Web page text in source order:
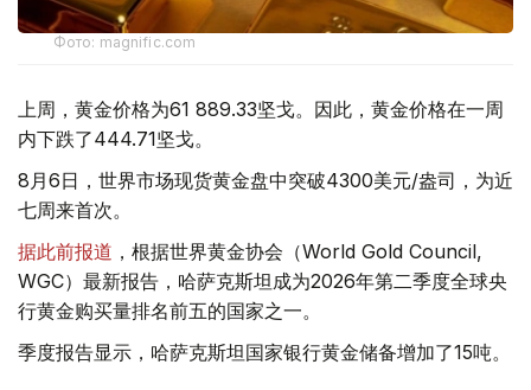
Фото: magnific.com
上周，黄金价格为61 889.33坚戈。因此，黄金价格在一周
内下跌了444.71坚戈。
8月6日，世界市场现货黄金盘中突破4300美元/盎司，为近
七周来首次。
据此前报道 ，根据世界黄金协会（World Gold Council,
WGC）最新报告，哈萨克斯坦成为2026年第二季度全球央
行黄金购买量排名前五的国家之一。
季度报告显示，哈萨克斯坦国家银行黄金储备增加了15吨。